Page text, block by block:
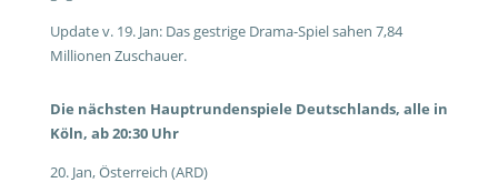
Update v. 19. Jan: Das gestrige Drama-Spiel sahen 7,84
Millionen Zuschauer.
Die nächsten Hauptrundenspiele Deutschlands, alle in
Köln, ab 20:30 Uhr
20. Jan, Österreich (ARD)